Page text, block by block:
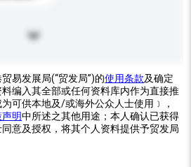
易发展局(“贸发局”)的使用条款及确定
编入其全部或任何资料库内作为直接推
可供本地及/或海外公众人士使用﹞，
声明中所述之其他用途；本人确认已获得
意及授权，将其个人资料提供予贸发局